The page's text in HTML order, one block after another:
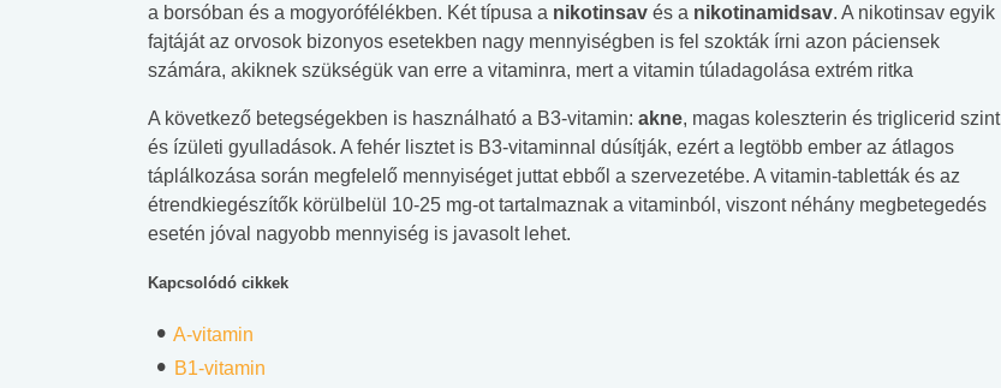
a borsóban és a mogyorófélékben. Két típusa a nikotinsav és a nikotinamidsav. A nikotinsav egyik
fajtáját az orvosok bizonyos esetekben nagy mennyiségben is fel szokták írni azon páciensek
számára, akiknek szükségük van erre a vitaminra, mert a vitamin túladagolása extrém ritka
A következő betegségekben is használható a B3-vitamin: akne, magas koleszterin és triglicerid szint
és ízületi gyulladások. A fehér lisztet is B3-vitaminnal dúsítják, ezért a legtöbb ember az átlagos
táplálkozása során megfelelő mennyiséget juttat ebből a szervezetébe. A vitamin-tabletták és az
étrendkiegészítők körülbelül 10-25 mg-ot tartalmaznak a vitaminból, viszont néhány megbetegedés
esetén jóval nagyobb mennyiség is javasolt lehet.
Kapcsolódó cikkek
A-vitamin
B1-vitamin